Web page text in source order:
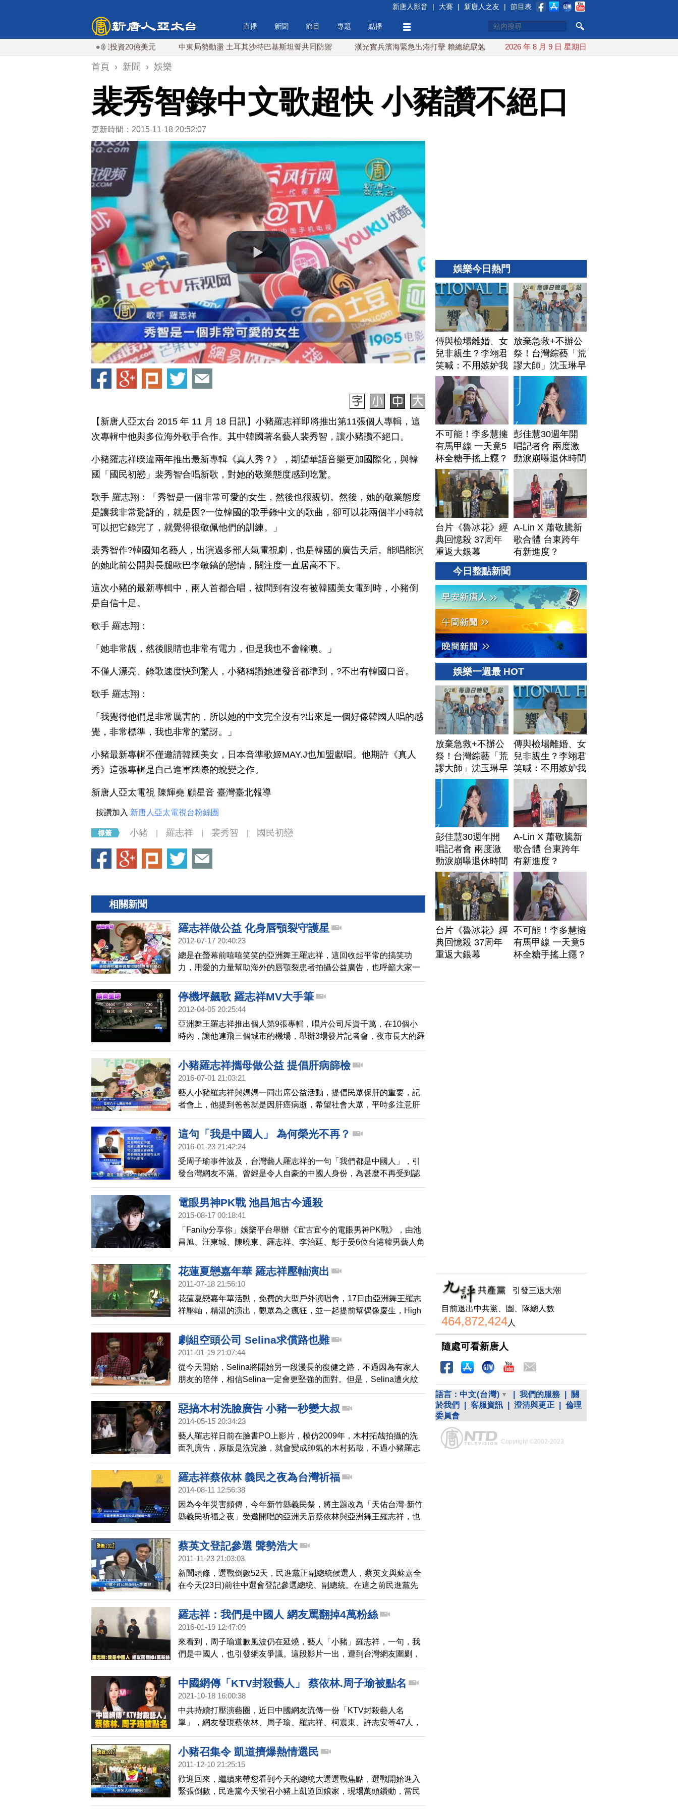
新唐人影音 | 大賽 | 新唐人之友 | 節目表
直播 新聞 節目 專題 點播
土依賴 川普宣布礦業投資20億美元 中東局勢動盪 土耳其沙特巴基斯坦誓共同防禦 漢光實兵濱海緊急出港打擊 賴總統勗勉國軍守護主權 中共假借颱風「交管」台海 台陸委會怒轟無知
2026 年 8 月 9 日 星期日
首頁 › 新聞 › 娛樂
裴秀智錄中文歌超快 小豬讚不絕口
更新時間：2015-11-18 20:52:07
【新唐人亞太台 2015 年 11 月 18 日訊】小豬羅志祥即將推出第11張個人專輯，這
次專輯中他與多位海外歌手合作。其中韓國著名藝人裴秀智，讓小豬讚不絕口。
小豬羅志祥暌違兩年推出最新專輯《真人秀？》，期望華語音樂更加國際化，與韓
國「國民初戀」裴秀智合唱新歌，對她的敬業態度感到吃驚。
歌手 羅志翔：「秀智是一個非常可愛的女生，然後也很親切。然後，她的敬業態度
是讓我非常驚訝的，就是因?一位韓國的歌手錄中文的歌曲，卻可以花兩個半小時就
可以把它錄完了，就覺得很敬佩他們的訓練。」
裴秀智作?韓國知名藝人，出演過多部人氣電視劇，也是韓國的廣告天后。能唱能演
的她此前公開與長腿歐巴李敏鎬的戀情，關注度一直居高不下。
這次小豬的最新專輯中，兩人首都合唱，被問到有沒有被韓國美女電到時，小豬倒
是自信十足。
歌手 羅志翔：
「她非常靚，然後眼睛也非常有電力，但是我也不會輸噢。」
不僅人漂亮、錄歌速度快到驚人，小豬稱讚她連發音都準到，?不出有韓國口音。
歌手 羅志翔：
「我覺得他們是非常厲害的，所以她的中文完全沒有?出來是一個好像韓國人唱的感
覺，非常標準，我也非常的驚訝。」
小豬最新專輯不僅邀請韓國美女，日本音準歌姬MAY.J也加盟獻唱。他期許《真人
秀》這張專輯是自己進軍國際的蛻變之作。
新唐人亞太電視 陳輝堯 顧星音 臺灣臺北報導
按讚加入 新唐人亞太電視台粉絲團
小豬 羅志祥 裴秀智 國民初戀
相關新聞
羅志祥做公益 化身唇顎裂守護星
2012-07-17 20:40:23
總是在螢幕前嘻嘻笑笑的亞洲舞王羅志祥，這回收起平常的搞笑功
力，用愛的力量幫助海外的唇顎裂患者拍攝公益廣告，也呼籲大家一
起來發揮小小力量，幫助有需要的人 。
停機坪飆歌 羅志祥MV大手筆
2012-04-05 20:25:44
亞洲舞王羅志祥推出個人第9張專輯，唱片公司斥資千萬，在10個小
時內，讓他連飛三個城市的機場，舉辦3場發片記者會，夜市長大的羅
志祥說，他最期待吃到的飛機美食，是道地的台灣滷肉飯。
小豬羅志祥攜母做公益 提倡肝病篩檢
2016-07-01 21:03:21
藝人小豬羅志祥與媽媽一同出席公益活動，提倡民眾保肝的重要，記
者會上，他提到爸爸就是因肝癌病逝，希望社會大眾，平時多注意肝
病篩檢，不要失去後，才懂得珍惜。
這句「我是中國人」 為何榮光不再？
2016-01-23 21:42:24
受周子瑜事件波及，台灣藝人羅志祥的一句「我們都是中國人」，引
發台灣網友不滿。曾經是令人自豪的中國人身份，為甚麼不再受到認
同和尊重？我們的分析報導。
電眼男神PK戰 池昌旭古今通殺
2015-08-17 00:18:41
「Fanily分享你」娛樂平台舉辦《宜古宜今的電眼男神PK戰》，由池
昌旭、汪東城、陳曉東、羅志祥、李治廷、彭于晏6位台港韓男藝人角
逐電眼男神寶座！最後由《奇皇后》裡白淨俊秀君王扮演者池昌旭，
一路奔馳得點，以1881票當選最強電眼男神！
花蓮夏戀嘉年華 羅志祥壓軸演出
2011-07-18 21:56:10
花蓮夏戀嘉年華活動，免費的大型戶外演唱會，17日由亞洲舞王羅志
祥壓軸，精湛的演出，觀眾為之瘋狂，並一起提前幫偶像慶生，High
翻花蓮的夜晚 。
劇組空頭公司 Selina求償路也難
2011-01-19 21:07:44
從今天開始，Selina將開始另一段漫長的復健之路，不過因為有家人
朋友的陪伴，相信Selina一定會更堅強的面對。但是，Selina遭火紋
身的求償之路，卻是到現在仍然不明朗，甚至在今天出院記者會後，
馬上有中國的媒體人在微博上說，讓Selina遭到爆破浩劫的這個中國
劇組，根本就是個空頭公司。
惡搞木村洗臉廣告 小豬一秒變大叔
2014-05-15 20:34:23
藝人羅志祥日前在臉書PO上影片，模仿2009年，木村拓哉拍攝的洗
面乳廣告，原版是洗完臉，就會變成帥氣的木村拓哉，不過小豬羅志
祥，卻反其道而行，洗完臉，變成光頭大叔。
羅志祥蔡依林 義民之夜為台灣祈福
2014-08-11 12:56:38
因為今年災害頻傳，今年新竹縣義民祭，將主題改為「天佑台灣-新竹
縣義民祈福之夜」受邀開唱的亞洲天后蔡依林與亞洲舞王羅志祥，也
特別更改歌單，希望能透過歌聲獻上自己最深的祝福。
蔡英文登記參選 聲勢浩大
2011-11-23 21:03:03
新聞頭條，選戰倒數52天，民進黨正副總統候選人，蔡英文與蘇嘉全
在今天(23日)前往中選會登記參選總統、副總統。在這之前民進黨先
在蔡英文競選總部進行造勢活動，現場支持者人手一隻小豬撲滿，聲
勢浩大，蔡英文還發表一段感性的演說。
羅志祥：我們是中國人 網友罵翻掉4萬粉絲
2016-01-19 12:47:09
來看到，周子瑜道歉風波仍在延燒，藝人「小豬」羅志祥，一句，我
們是中國人，也引發網友爭議。這段影片一出，遭到台灣網友圍剿，
臉書粉絲團人數在短短12小時總共掉了4萬粉絲。
中國網傳「KTV封殺藝人」 蔡依林.周子瑜被點名
2021-10-18 16:00:38
中共持續打壓演藝圈，近日中國網友流傳一份「KTV封殺藝人名
單」，網友發現蔡依林、周子瑜、羅志祥、柯震東、許志安等47人，
一共有1,376首歌在KTV被下架。之後更有多位網友發文指稱，現在中
國的KTV真的已經點不到蔡依林的歌了，引起熱議。
小豬召集令 凱道擠爆熱情選民
2011-12-10 21:25:15
歡迎回來，繼續來帶您看到今天的總統大選選戰焦點，選戰開始進入
緊張倒數，民進黨今天號召小豬上凱道回娘家，現場萬頭鑽動，當民
進黨總統候選人蔡英文出現時，民眾搖動手中的小豬，相當壯觀，蔡
娛樂今日熱門
傳與檢場離婚、女
兒非親生？李翊君
笑喊：不用嫉妒我
放棄急救+不辦公
祭！台灣綜藝「荒
謬大師」沈玉琳早
安排身後事
不可能！李多慧擁
有馬甲線 一天竟5
杯全糖手搖上癮？
彭佳慧30週年開
唱記者會 兩度激
動淚崩曝退休時間
台片《魯冰花》經
典回憶殺 37周年
重返大銀幕
A-Lin X 蕭敬騰新
歌合體 台東跨年
有新進度？
今日整點新聞
娛樂一週最 HOT
放棄急救+不辦公
祭！台灣綜藝「荒
謬大師」沈玉琳早
安排身後事
傳與檢場離婚、女
兒非親生？李翊君
笑喊：不用嫉妒我
彭佳慧30週年開
唱記者會 兩度激
動淚崩曝退休時間
A-Lin X 蕭敬騰新
歌合體 台東跨年
有新進度？
台片《魯冰花》經
典回憶殺 37周年
重返大銀幕
不可能！李多慧擁
有馬甲線 一天竟5
杯全糖手搖上癮？
引發三退大潮
目前退出中共黨、團、隊總人數
464,872,424人
隨處可看新唐人
語言： 中文(台灣) 我們的服務
關
於我們
客服資訊 澄清與更正
倫理
委員會
Copyright ©2002-2023